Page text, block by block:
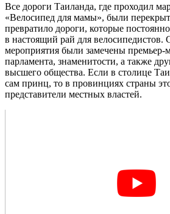
Все дороги Таиланда, где проходил
«Велосипед для мамы», были
превратило дороги, которые
в настоящий рай для велосипедистов.
мероприятия были замечены
парламента, знаменитости, а также
высшего общества. Если в столице
сам принц, то в провинциях страны
представители местных властей.